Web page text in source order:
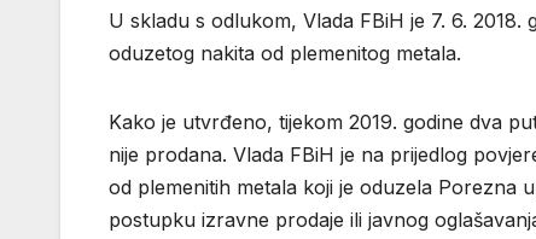
U skladu s odlukom, Vlada FBiH je 7. 6.
oduzetog nakita od plemenitog metala.
Kako je utvrđeno, tijekom 2019. godine dva
nije prodana. Vlada FBiH je na prijedlog
od plemenitih metala koji je oduzela Porezna
postupku izravne prodaje ili javnog